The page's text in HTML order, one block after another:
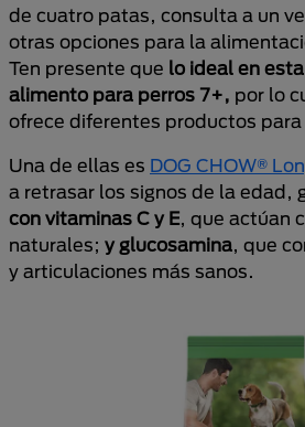
de cuatro patas, consulta a un
otras opciones para la
Ten presente que lo ideal en
alimento para perros 7+, por lo
ofrece diferentes productos para
Una de ellas es DOG CHOW®
a retrasar los signos de la edad,
con vitaminas C y E, que actúan
naturales; y glucosamina, que
y articulaciones más sanos.